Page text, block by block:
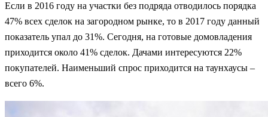
Если в 2016 году на участки без подряда отводилось порядка
47% всех сделок на загородном рынке, то в 2017 году данный
показатель упал до 31%. Сегодня, на готовые домовладения
приходится около 41% сделок. Дачами интересуются 22%
покупателей. Наименьший спрос приходится на таунхаусы –
всего 6%.